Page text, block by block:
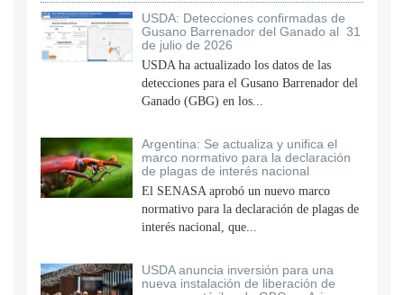
USDA: Detecciones confirmadas de
Gusano Barrenador del Ganado al 31
de julio de 2026
USDA ha actualizado los datos de las
detecciones para el Gusano Barrenador del
Ganado (GBG) en los...
Argentina: Se actualiza y unifica el
marco normativo para la declaración
de plagas de interés nacional
El SENASA aprobó un nuevo marco
normativo para la declaración de plagas de
interés nacional, que...
USDA anuncia inversión para una
nueva instalación de liberación de